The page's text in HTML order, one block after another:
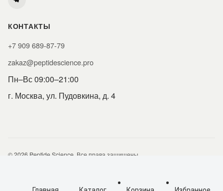
КОНТАКТЫ
+7 909 689-87-79
zakaz@peptidescience.pro
Пн–Вс 09:00–21:00
г. Москва, ул. Пудовкина, д. 4
© 2026 Peptide Science. Все права защищены.